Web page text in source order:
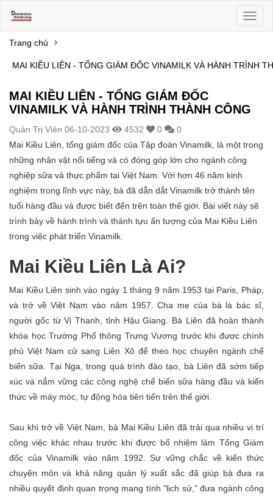
Trang chủ
MAI KIỀU LIÊN - TỔNG GIÁM ĐỐC VINAMILK VÀ HÀNH TRÌNH
MAI KIỀU LIÊN - TỔNG GIÁM ĐỐC
VINAMILK VÀ HÀNH TRÌNH THÀNH CÔNG
Quản Trị Viên 06-10-2023 4532 0
0
Mai Kiều Liên, tổng giám đốc của Tập đoàn Vinamilk, là một trong
những nhân vật nổi tiếng và có đóng góp lớn cho ngành công
nghiệp sữa và thực phẩm tại Việt Nam. Với hơn 46 năm kinh
nghiệm trong lĩnh vực này, bà đã dẫn dắt Vinamilk trở thành tên
tuổi hàng đầu và được biết đến trên toàn thế giới. Bài viết này sẽ
trình bày về hành trình và thành tựu ấn tượng của Mai Kiều Liên
trong việc phát triển Vinamilk.
Mai Kiều Liên Là Ai?
Mai Kiều Liên sinh vào ngày 1 tháng 9 năm 1953 tại Paris, Pháp,
và trở về Việt Nam vào năm 1957. Cha mẹ của bà là bác sĩ,
người gốc từ Vị Thanh, tỉnh Hậu Giang. Bà Liên đã hoàn thành
khóa học Trường Phổ thông Trưng Vương trước khi được chính
phủ Việt Nam cử sang Liên Xô để theo học chuyên ngành chế
biến sữa. Tại Nga, trong quá trình đào tạo, bà Liên đã sớm tiếp
xúc và nắm vững các công nghệ chế biến sữa hàng đầu và kiến
thức về máy móc, tự động hóa tiên tiến trên thế giới.
Sau khi trở về Việt Nam, bà Mai Kiều Liên đã trải qua nhiều vị trí
công việc khác nhau trước khi được bổ nhiệm làm Tổng Giám
đốc của Vinamilk vào năm 1992. Sự vững chắc về kiến thức
chuyên môn và khả năng quản lý xuất sắc đã giúp bà đưa ra
nhiều quyết định quan trọng mang tính "lịch sử," đưa ngành công